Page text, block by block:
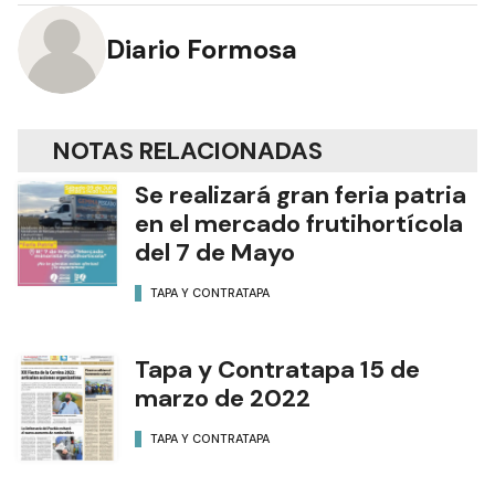
Diario Formosa
NOTAS RELACIONADAS
Se realizará gran feria patria
en el mercado frutihortícola
del 7 de Mayo
TAPA Y CONTRATAPA
Tapa y Contratapa 15 de
marzo de 2022
TAPA Y CONTRATAPA